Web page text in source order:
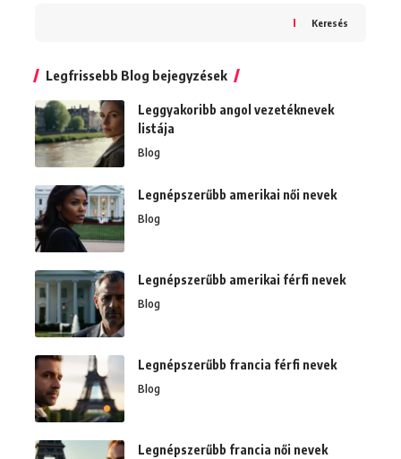
Keresés
Legfrissebb Blog bejegyzések
Leggyakoribb angol vezetéknevek
listája
Blog
Legnépszerűbb amerikai női nevek
Blog
Legnépszerűbb amerikai férfi nevek
Blog
Legnépszerűbb francia férfi nevek
Blog
Legnépszerűbb francia női nevek